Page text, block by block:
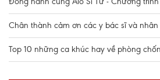
Chân thành cảm ơn các y bác sĩ và nhân
Top 10 những ca khúc hay về phòng